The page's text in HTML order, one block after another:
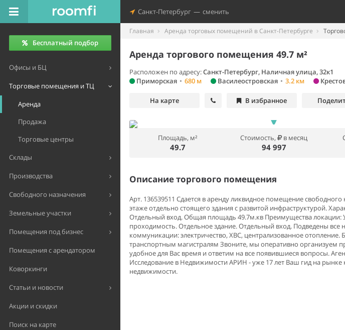
Санкт-Петербург — сменить
Бесплатный подбор
Офисы и БЦ
Торговые помещения и ТЦ
Аренда
Продажа
Торговые центры
Склады
Производства
Свободного назначения
Земельные участки
Помещения под бизнес
Помещения с арендатором
Коворкинги
Статьи и новости
Акции и скидки
Поиск на карте
Главная Аренда торговых помещений в Санкт-Петербурге
Аренда торгового помещения 49.7 м²
Расположен по адресу:Санкт-Петербург, Наличная улица, 32к1
Приморская • 680 м Василеостровская • 3.2 км
На карте В избранное
Площадь, м²
49.7
Стоимость, в месяц
94 997
Описание торгового помещения
Арт. 136539511 Сдается в аренду ликвидное помещение
этаже отдельно стоящего здания с развитой инфраструктурой.
Отдельный вход. Общая площадь 49.7м.кв Преимущества локации:
проходимость. Отдельное здание. Отдельный вход. Подведены все
коммуникации: электричество, ХВС, централизованное отопление.
транспортным магистралям Звоните, мы оперативно организуем
удобное для Вас время и ответим на все появившиеся вопросы.
Исследование в Недвижимости АРИН - уже 17 лет Ваш гид на
недвижимости.